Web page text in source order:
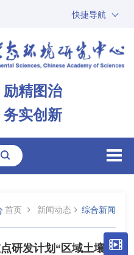
快捷导航
ARP
邮箱
精图治
实创新
首页 新闻动态 综合新闻
研发计划“区域土壤重